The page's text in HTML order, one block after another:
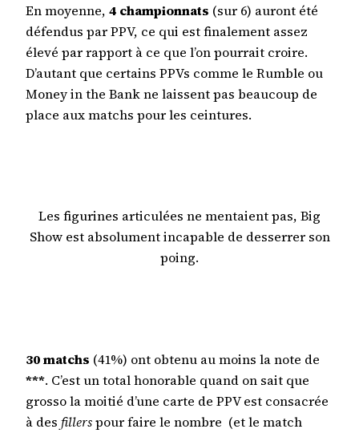
En moyenne, 4 championnats (sur 6) auront été
défendus par PPV, ce qui est finalement assez
élevé par rapport à ce que l’on pourrait croire.
D’autant que certains PPVs comme le Rumble ou
Money in the Bank ne laissent pas beaucoup de
place aux matchs pour les ceintures.
Les figurines articulées ne mentaient pas, Big
Show est absolument incapable de desserrer son
poing.
30 matchs (41%) ont obtenu au moins la note de
***. C’est un total honorable quand on sait que
grosso la moitié d’une carte de PPV est consacrée
à des fillerspour faire le nombre (et le match